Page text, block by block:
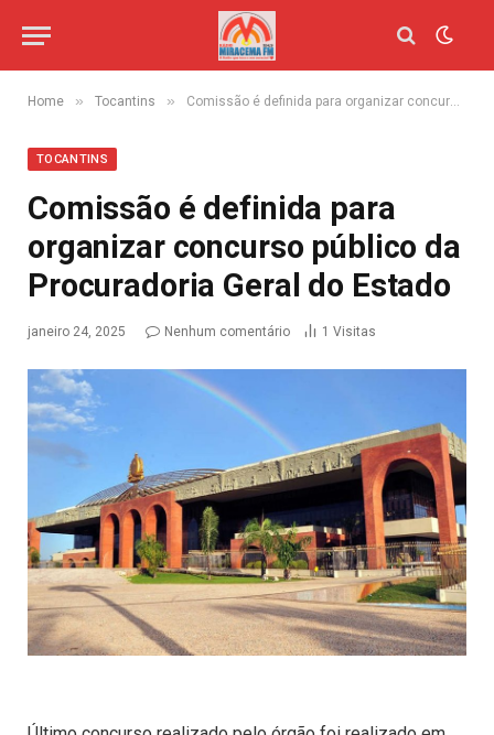
Home » Tocantins » Comissão é definida para organizar concurso público da Procuradoria Geral do Estado
TOCANTINS
Comissão é definida para
organizar concurso público da
Procuradoria Geral do Estado
janeiro 24, 2025 Nenhum comentário 1 Visitas